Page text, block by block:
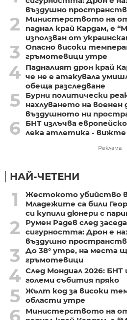
въздушно
2
Министерството на
паднал край Кардам, е
използван от
3
Опасно високи
гръмотевици утре
4 Падналият дрон край
че не е атакувала
обеща разследване
5
Бурни политически
нахлуването на военен
въздушното ни
6
БНТ излъчва
лека атлетика - вижте
Реклама
НАЙ-ЧЕТЕНИ
1
Жестокото убийство
Младежите са били
си купили дюнери с
2
Румен Радев след
сигурността: Дрон е
въздушно
3
До 38° утре, на места
гръмотевици
4 След Мондиал 2026:
големи събития пряко
5 Жълт код за високи
области утре
Министерството на